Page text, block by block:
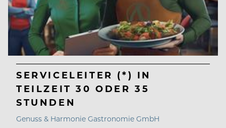
SERVICELEITER (*) IN
TEILZEIT 30 ODER 35
STUNDEN
Genuss & Harmonie Gastronomie GmbH